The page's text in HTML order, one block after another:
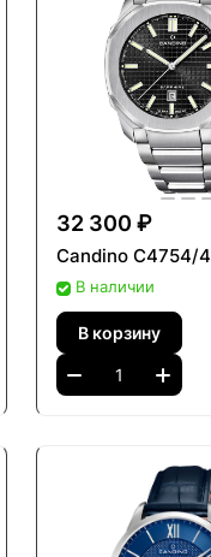
32 300 ₽
Candino C4754/4
В наличии
В корзину